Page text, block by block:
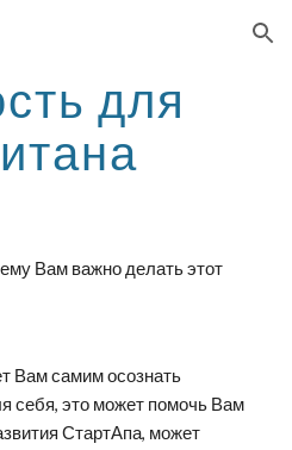
Skip to navigation
для
Вам самим осознать
себя, это может помочь Вам
СтартАпа, может